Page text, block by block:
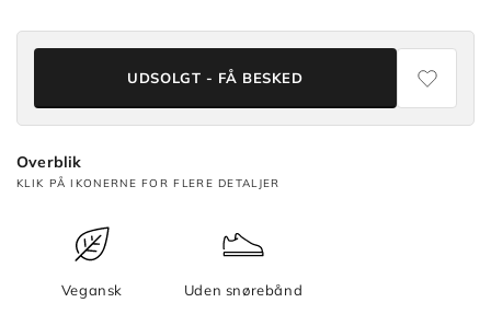
UDSOLGT - FÅ BESKED
Overblik
KLIK PÅ IKONERNE FOR FLERE DETALJER
Vegansk Uden snørebånd